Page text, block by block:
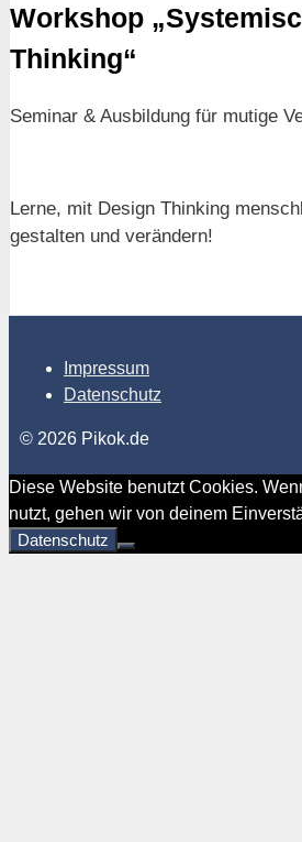
Workshop
Thinking“
Seminar & Ausbildung für mutige
Lerne, mit Design Thinking
gestalten und verändern!
Impressum
Datenschutz
© 2026 Pikok.de
Diese Website benutzt Cookies.
nutzt, gehen wir von deinem
Datenschutz